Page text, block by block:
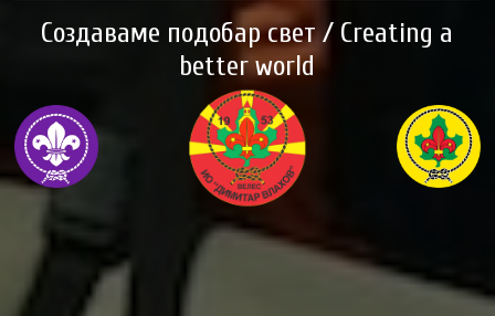
Создаваме подобар свет / Creating a
better world